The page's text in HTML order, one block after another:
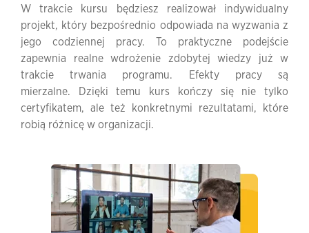
W trakcie kursu będziesz realizował indywidualny
projekt, który bezpośrednio odpowiada na wyzwania z
jego codziennej pracy. To praktyczne podejście
zapewnia realne wdrożenie zdobytej wiedzy już w
trakcie trwania programu. Efekty pracy są
mierzalne. Dzięki temu kurs kończy się nie tylko
certyfikatem, ale też konkretnymi rezultatami, które
robią różnicę w organizacji.